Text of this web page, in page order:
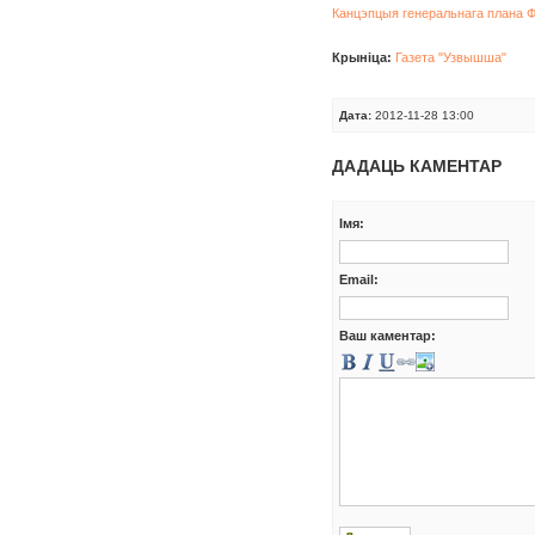
Канцэпцыя генеральнага плана
Крыніца: Газета "Узвышша"
Дата:2012-11-28 13:00
ДАДАЦЬ КАМЕНТАР
Iмя:
Email:
Ваш каментар: